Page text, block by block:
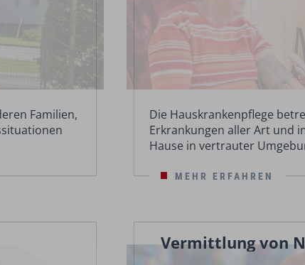
Familien,
Die Hauskrankenpflege
Erkrankungen aller Art und
Hause in vertrauter
MEHR ERFAHREN
Vermittlung von